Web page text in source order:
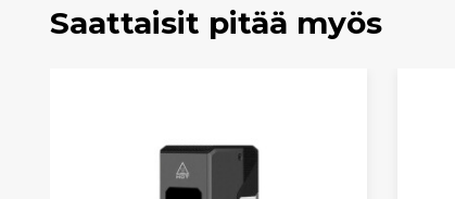
Saattaisit pitää myös